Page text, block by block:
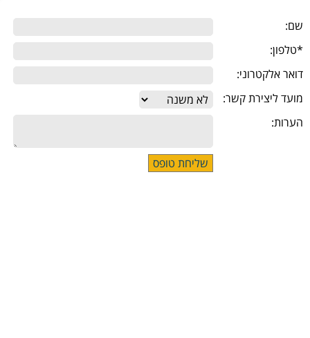
שם:
*טלפון:
דואר אלקטרוני:
מועד ליצירת קשר:
הערות: